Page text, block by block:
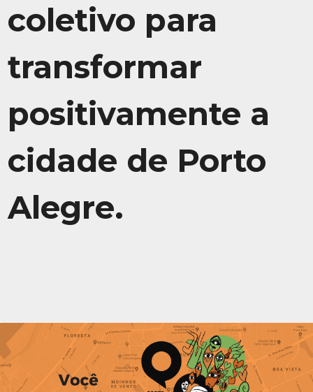
coletivo para
transformar
positivamente a
cidade de Porto
Alegre.